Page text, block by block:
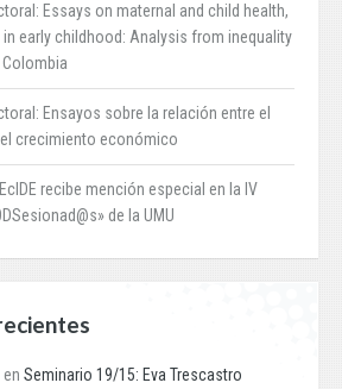
Essays on maternal and child health,
early childhood: Analysis from inequality
Ensayos sobre la relación entre el
crecimiento económico
recibe mención especial en la IV
de la UMU
en Seminario 19/15: Eva Trescastro